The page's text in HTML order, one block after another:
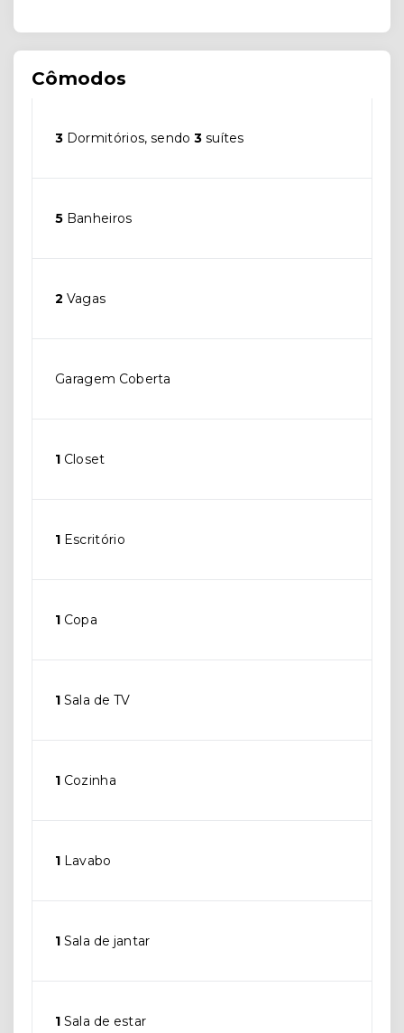
Cômodos
3 Dormitórios, sendo3 suítes
5 Banheiros
2 Vagas
Garagem Coberta
1 Closet
1 Escritório
1 Copa
1 Sala de TV
1 Cozinha
1 Lavabo
1 Sala de jantar
1 Sala de estar